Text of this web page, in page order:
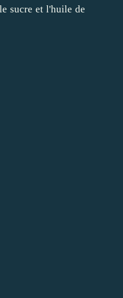
sucre et l'huile de